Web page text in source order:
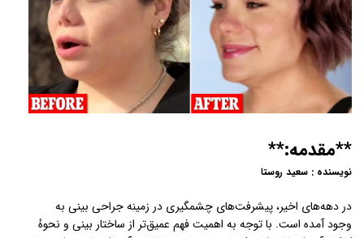
**مقدمه:**
نویسنده : سعید روستا
در دهه‌های اخیر، پیشرفت‌های چشمگیری در زمینه جراحی بینی به
وجود آمده است. با توجه به اهمیت فهم عمیق‌تر از ساختار بینی و نحوهٔ